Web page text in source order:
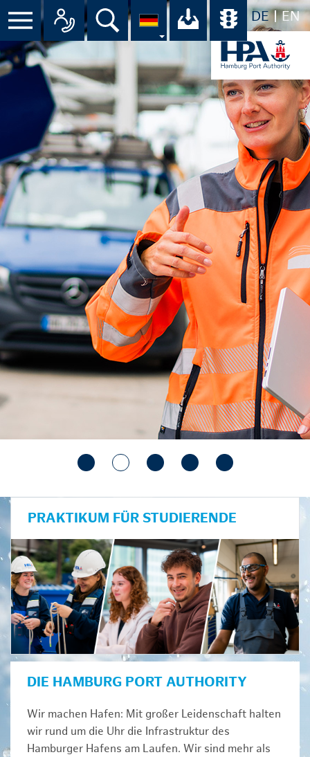
DE EN
Suche Ihr Download-
PRAKTIKUM FÜR STUDIERENDE
DIE HAMBURG PORT AUTHORITY
Wir machen Hafen: Mit großer Leidenschaft halten
wir rund um die Uhr die Infrastruktur des
Hamburger Hafens am Laufen. Wir sind mehr als